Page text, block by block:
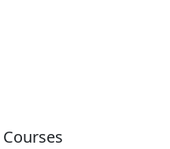
Courses